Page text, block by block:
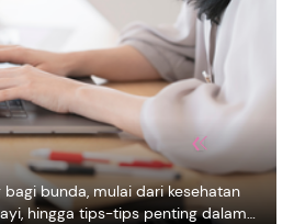
bunda, mulai dari kesehatan
hingga tips-tips penting dalam